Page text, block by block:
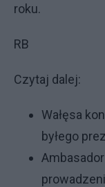
roku.
RB
Czytaj dalej:
Wałęsa
byłego